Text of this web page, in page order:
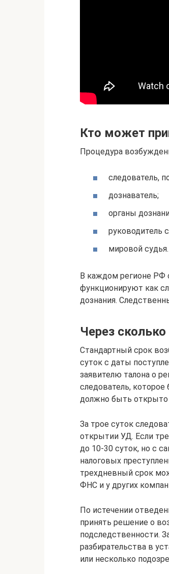
Кто может
Процедура
следователь,
дознаватель;
органы
руководитель
мировой судья.
В каждом регионе РФ
функционируют как
дознания.
Через
Стандартный срок
суток с даты
заявителю талона о
следователь,
должно быть
За трое суток
открытии УД. Если
до 10-30 суток, но с
налоговых
трехдневный срок
ФНС и у других
По истечении
принять решение о
подследственности.
разбирательства в
или несколько